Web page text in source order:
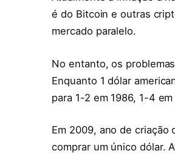
é do Bitcoin e outras
mercado paralelo.
No entanto, os
Enquanto 1 dólar
para 1-2 em 1986, 1-4
Em 2009, ano de criação
comprar um único dólar.